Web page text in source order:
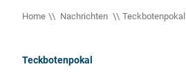
Home Nachrichten Teckbotenpokal
Teckbotenpokal